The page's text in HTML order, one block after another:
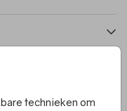
technieken om